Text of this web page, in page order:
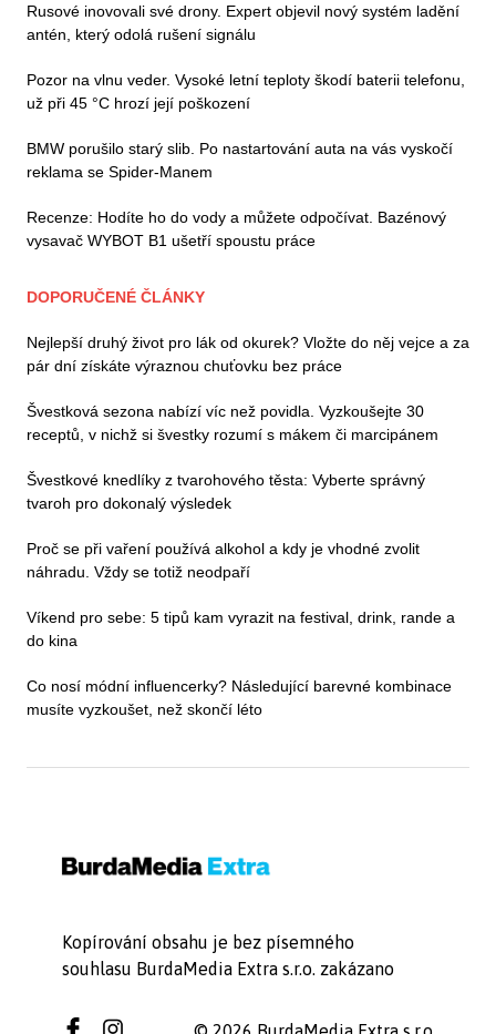
Rusové inovovali své drony. Expert objevil nový systém ladění
antén, který odolá rušení signálu
Pozor na vlnu veder. Vysoké letní teploty škodí baterii telefonu,
už při 45 °C hrozí její poškození
BMW porušilo starý slib. Po nastartování auta na vás vyskočí
reklama se Spider-Manem
Recenze: Hodíte ho do vody a můžete odpočívat. Bazénový
vysavač WYBOT B1 ušetří spoustu práce
DOPORUČENÉ ČLÁNKY
Nejlepší druhý život pro lák od okurek? Vložte do něj vejce a za
pár dní získáte výraznou chuťovku bez práce
Švestková sezona nabízí víc než povidla. Vyzkoušejte 30
receptů, v nichž si švestky rozumí s mákem či marcipánem
Švestkové knedlíky z tvarohového těsta: Vyberte správný
tvaroh pro dokonalý výsledek
Proč se při vaření používá alkohol a kdy je vhodné zvolit
náhradu. Vždy se totiž neodpaří
Víkend pro sebe: 5 tipů kam vyrazit na festival, drink, rande a
do kina
Co nosí módní influencerky? Následující barevné kombinace
musíte vyzkoušet, než skončí léto
Kopírování obsahu je bez písemného
souhlasu BurdaMedia Extra s.r.o. zakázano